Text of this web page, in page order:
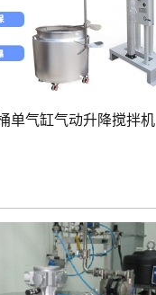
单气缸气动升降搅拌机